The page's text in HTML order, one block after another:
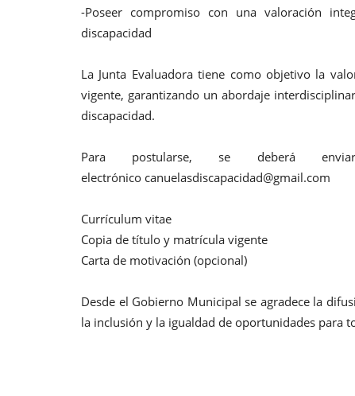
-Poseer compromiso con una valoración
discapacidad
La Junta Evaluadora tiene como objetivo la
vigente, garantizando un abordaje
discapacidad.
Para postularse, se deberá
electrónico canuelasdiscapacidad@gmail.com
Currículum vitae
Copia de título y matrícula vigente
Carta de motivación (opcional)
Desde el Gobierno Municipal se agradece la
la inclusión y la igualdad de oportunidades para